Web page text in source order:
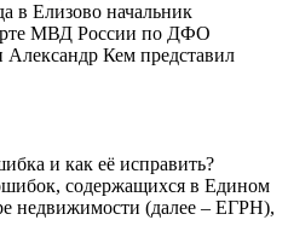
в Елизово начальник
МВД России по ДФО
Кем представил
и как её исправить?
содержащихся в Едином
недвижимости (далее – ЕГРН),